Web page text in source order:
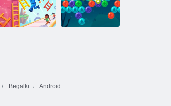
Punane
põrkepall 5
Begalki Android